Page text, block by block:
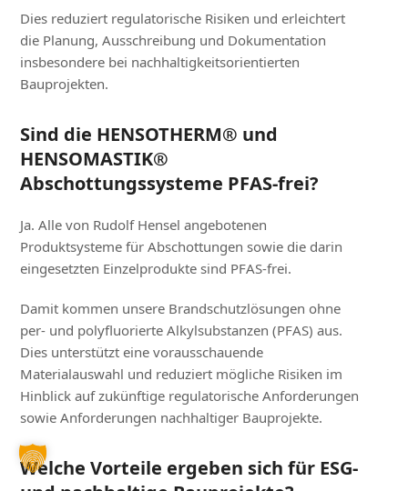
Dies reduziert regulatorische Risiken und erleichtert
die Planung, Ausschreibung und Dokumentation
insbesondere bei nachhaltigkeitsorientierten
Bauprojekten.
Sind die HENSOTHERM® und
HENSOMASTIK®
Abschottungssysteme PFAS-frei?
Ja. Alle von Rudolf Hensel angebotenen
Produktsysteme für Abschottungen sowie die darin
eingesetzten Einzelprodukte sind PFAS-frei.
Damit kommen unsere Brandschutzlösungen ohne
per- und polyfluorierte Alkylsubstanzen (PFAS) aus.
Dies unterstützt eine vorausschauende
Materialauswahl und reduziert mögliche Risiken im
Hinblick auf zukünftige regulatorische Anforderungen
sowie Anforderungen nachhaltiger Bauprojekte.
Welche Vorteile ergeben sich für ESG-